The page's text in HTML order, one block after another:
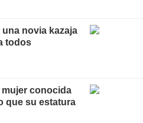
novia kazaja
todos
mujer conocida
que su estatura